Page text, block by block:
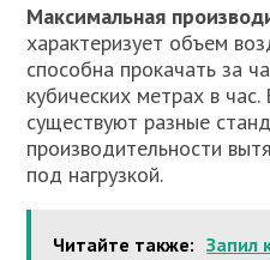
Максимальная
характеризует объем
способна прокачать за
кубических метрах в
существуют разные
производительности
под нагрузкой.
Читайте также: Запил